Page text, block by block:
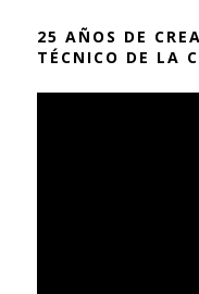
25 AÑOS DE
TÉCNICO DE LA